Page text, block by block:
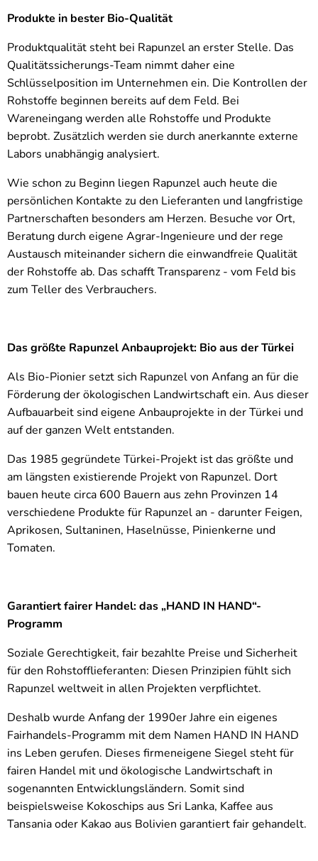
Produkte in bester Bio-Qualität
Produktqualität steht bei Rapunzel an erster Stelle. Das
Qualitätssicherungs-Team nimmt daher eine
Schlüsselposition im Unternehmen ein. Die Kontrollen der
Rohstoffe beginnen bereits auf dem Feld. Bei
Wareneingang werden alle Rohstoffe und Produkte
beprobt. Zusätzlich werden sie durch anerkannte externe
Labors unabhängig analysiert.
Wie schon zu Beginn liegen Rapunzel auch heute die
persönlichen Kontakte zu den Lieferanten und langfristige
Partnerschaften besonders am Herzen. Besuche vor Ort,
Beratung durch eigene Agrar-Ingenieure und der rege
Austausch miteinander sichern die einwandfreie Qualität
der Rohstoffe ab. Das schafft Transparenz - vom Feld bis
zum Teller des Verbrauchers.
Das größte Rapunzel Anbauprojekt: Bio aus der Türkei
Als Bio-Pionier setzt sich Rapunzel von Anfang an für die
Förderung der ökologischen Landwirtschaft ein. Aus dieser
Aufbauarbeit sind eigene Anbauprojekte in der Türkei und
auf der ganzen Welt entstanden.
Das 1985 gegründete Türkei-Projekt ist das größte und
am längsten existierende Projekt von Rapunzel. Dort
bauen heute circa 600 Bauern aus zehn Provinzen 14
verschiedene Produkte für Rapunzel an - darunter Feigen,
Aprikosen, Sultaninen, Haselnüsse, Pinienkerne und
Tomaten.
Garantiert fairer Handel: das „HAND IN HAND“-
Programm
Soziale Gerechtigkeit, fair bezahlte Preise und Sicherheit
für den Rohstofflieferanten: Diesen Prinzipien fühlt sich
Rapunzel weltweit in allen Projekten verpflichtet.
Deshalb wurde Anfang der 1990er Jahre ein eigenes
Fairhandels-Programm mit dem Namen HAND IN HAND
ins Leben gerufen. Dieses firmeneigene Siegel steht für
fairen Handel mit und ökologische Landwirtschaft in
sogenannten Entwicklungsländern. Somit sind
beispielsweise Kokoschips aus Sri Lanka, Kaffee aus
Tansania oder Kakao aus Bolivien garantiert fair gehandelt.